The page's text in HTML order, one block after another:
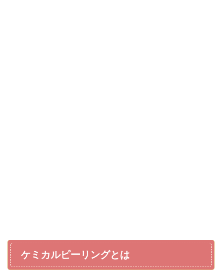
ケミカルピーリングとは